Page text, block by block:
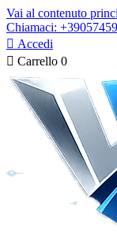
Vai al contenuto
Chiamaci:
 Accedi
 Carrello 0